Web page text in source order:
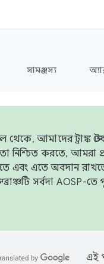
সামঞ্জস্য
থেকে, আমাদের ট্রাঙ্ক
নিশ্চিত করতে,
এবং এতে অবদান
ব্রাঞ্চটি সর্বদা
এই